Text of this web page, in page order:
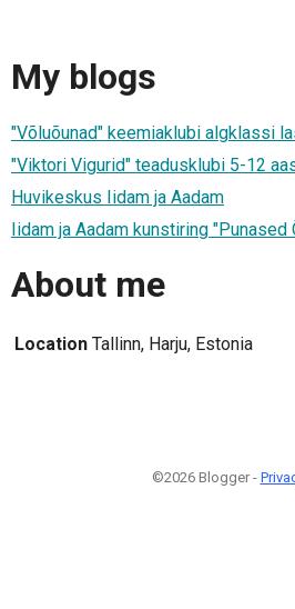
My blogs
"Võluõunad" keemiaklubi algklassi
"Viktori Vigurid" teadusklubi 5-12
Huvikeskus Iidam ja Aadam
Iidam ja Aadam kunstiring "Punased
About me
Location Tallinn, Harju, Estonia
©2026 Blogger -